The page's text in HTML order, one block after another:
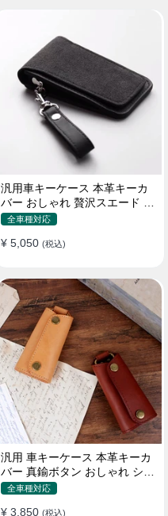
汎用車キーケース 本革キーカ
バー おしゃれ 贅沢スエード 格
好良いデザイン
全車種対応
¥ 5,050 (税込)
汎用 車キーケース 本革キーカ
バー 真鍮ボタン おしゃれ シン
プルデザイン
全車種対応
¥ 3,850 (税込)